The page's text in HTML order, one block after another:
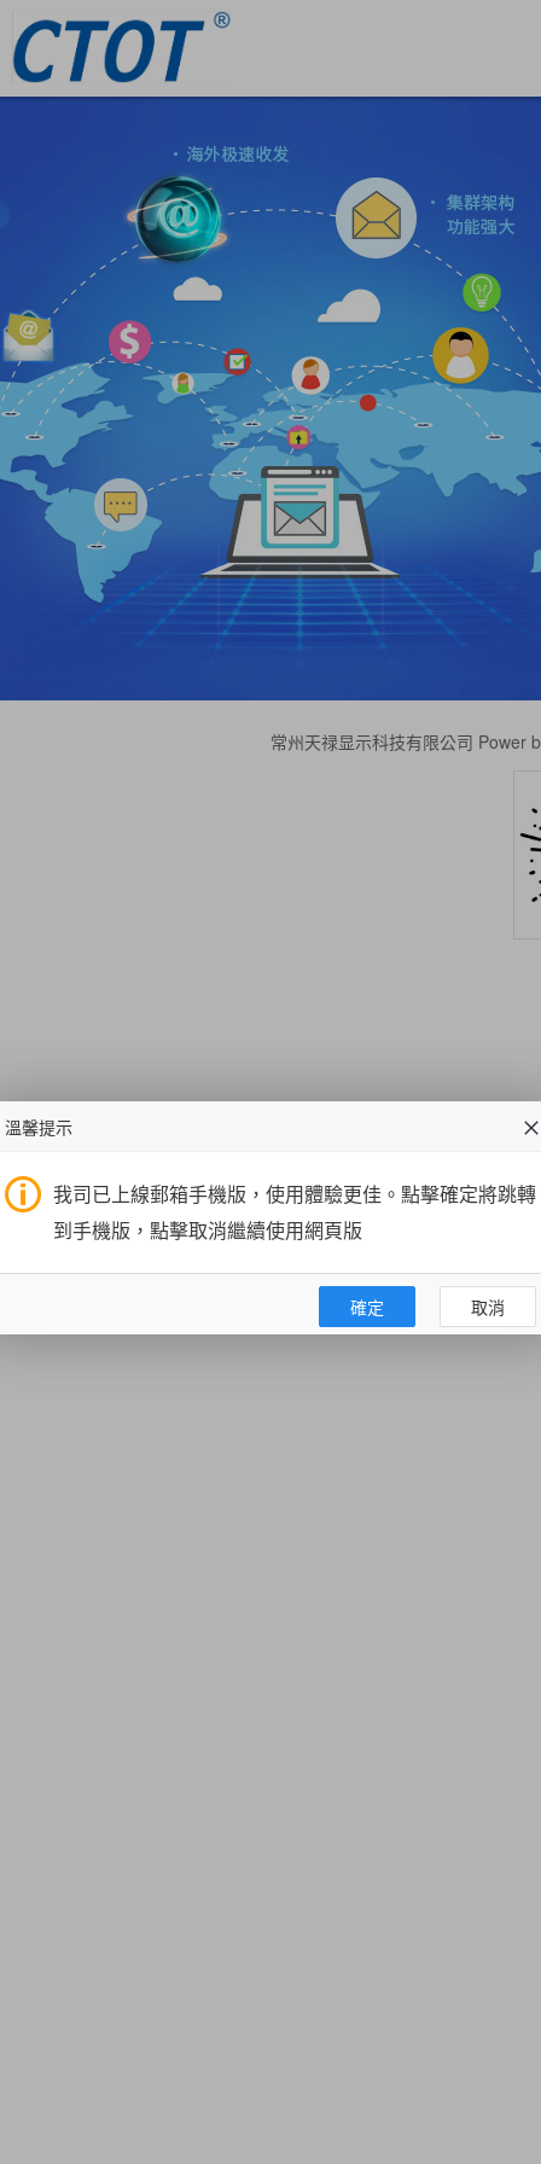
常州天禄显示科技有限公司 Power
溫馨提示
我司已上線郵箱手機版，使用體驗更佳。點擊確定將跳轉
到手機版，點擊取消繼續使用網頁版
確定 取消